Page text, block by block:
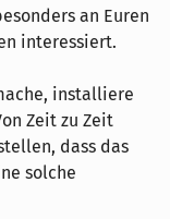
an Euren
interessiert.
installiere
Zeit zu Zeit
dass das
solche